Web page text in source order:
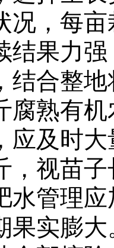
况，每
结果力
结合整
腐熟有
应及时
，视苗
水管理
果实膨